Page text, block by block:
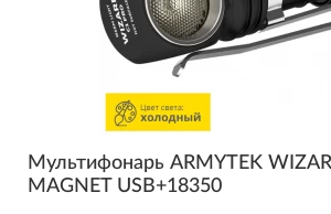
Мультифонарь ARMYTEK
MAGNET USB+18350